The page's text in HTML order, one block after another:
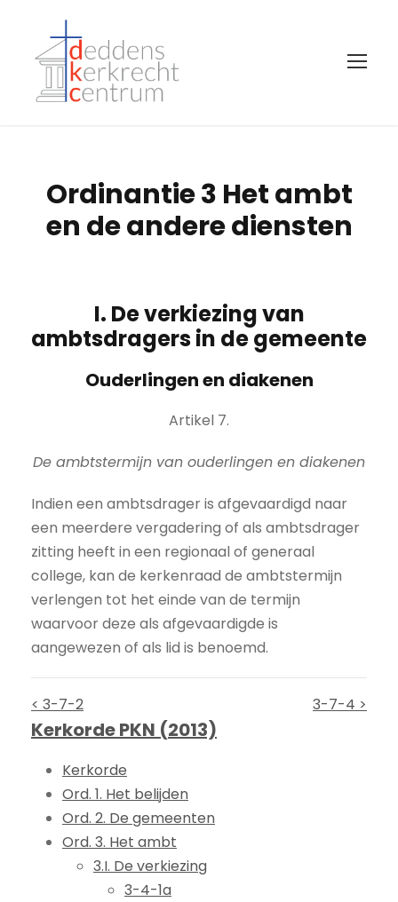
Ordinantie 3 Het ambt
en de andere diensten
I. De verkiezing van
ambtsdragers in de gemeente
Ouderlingen en diakenen
Artikel 7.
De ambtstermijn van ouderlingen en diakenen
Indien een ambtsdrager is afgevaardigd naar
een meerdere vergadering of als ambtsdrager
zitting heeft in een regionaal of generaal
college, kan de kerkenraad de ambtstermijn
verlengen tot het einde van de termijn
waarvoor deze als afgevaardigde is
aangewezen of als lid is benoemd.
< 3-7-2 3-7-4 >
Kerkorde PKN (2013)
Kerkorde
Ord. 1. Het belijden
Ord. 2. De gemeenten
Ord. 3. Het ambt
3.I. De verkiezing
3-4-1a